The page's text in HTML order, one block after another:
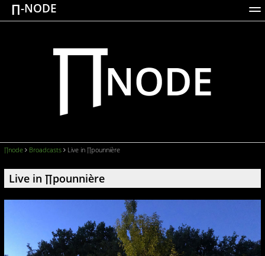
∏-NODE
ACTIONS WORKS DOCUMENTATION
BROADCASTS
∏node Broadcasts Live in ∏pounnière
Live in ∏pounnière